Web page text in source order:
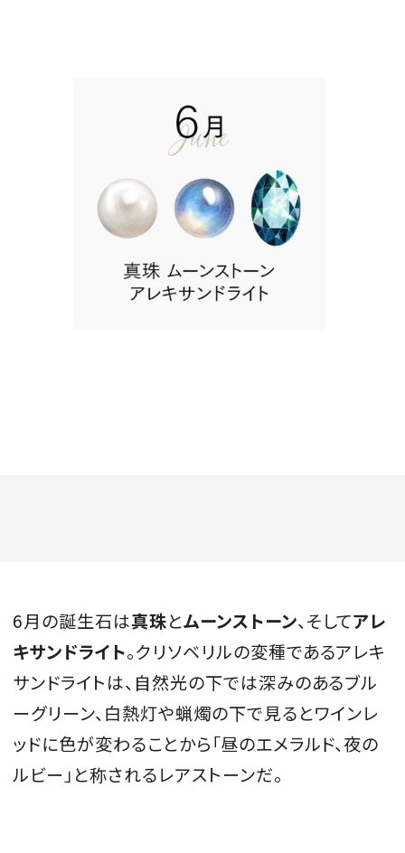
6月の誕生石は真珠とムーンストーン、そしてアレ
キサンドライト。クリソベリルの変種であるアレキ
サンドライトは、自然光の下では深みのあるブル
ーグリーン、白熱灯や蝋燭の下で見るとワインレ
ッドに色が変わることから「昼のエメラルド、夜の
ルビー」と称されるレアストーンだ。